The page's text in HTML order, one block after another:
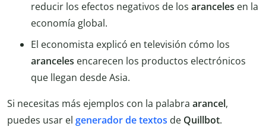
reducir los efectos negativos de los aranceles en la
economía global.
El economista explicó en televisión cómo los
aranceles encarecen los productos electrónicos
que llegan desde Asia.
Si necesitas más ejemplos con la palabra arancel,
puedes usar el generador de textos de Quillbot.